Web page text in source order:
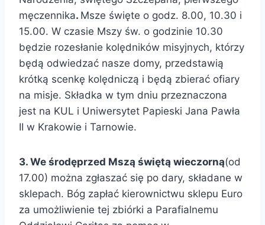
męczennika. Msze święte o godz. 8.00, 10.30 i
15.00. W czasie Mszy św. o godzinie 10.30
będzie rozesłanie kolędników misyjnych, którzy
będą odwiedzać nasze domy, przedstawią
krótką scenkę kolędniczą i będą zbierać ofiary
na misje. Składka w tym dniu przeznaczona
jest na KUL i Uniwersytet Papieski Jana Pawła
II w Krakowie i Tarnowie.
3. We środęprzed Mszą świętą wieczorną(od
17.00) można zgłaszać się po dary, składane w
sklepach. Bóg zapłać kierownictwu sklepu Euro
za umożliwienie tej zbiórki a Parafialnemu